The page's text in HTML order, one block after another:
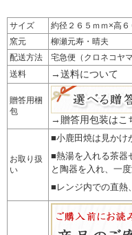
サイズ
約径２６５ｍｍ×高６
窯元
柳瀬元寿・晴夫
配送方法
宅急便（クロネコヤ
送料
→送料について
贈答用梱
包
→贈答用包装はこ
お取り扱
い
■小鹿田焼は見かけ
■熱湯を入れる茶器
と陶器を入れ、一
■レンジ内での直熱